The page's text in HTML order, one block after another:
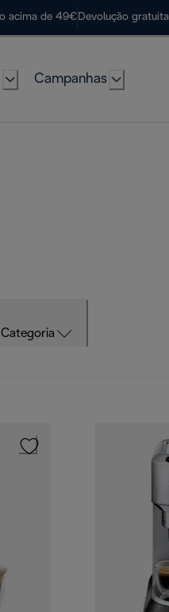
acima de 49€ Devolução gratuita
Campanhas
Categoria